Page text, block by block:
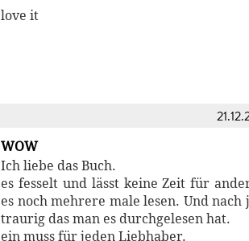
love it
WOW
Ich liebe das Buch.
es fesselt und lässt keine Zeit für
es noch mehrere male lesen. Und nach
traurig das man es durchgelesen hat.
ein muss für jeden Liebhaber.